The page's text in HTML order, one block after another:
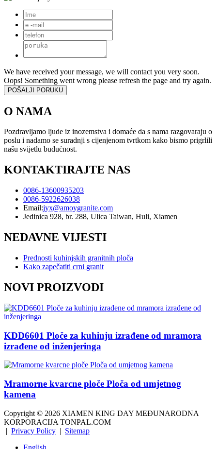
We have received your message, we will contact you very soon.
Oops! Something went wrong please refresh the page and try again.
O NAMA
Pozdravljamo ljude iz inozemstva i domaće da s nama razgovaraju o
poslu i nadamo se suradnji s cijenjenom tvrtkom kako bismo prigrlili
našu svijetlu budućnost.
KONTAKTIRAJTE NAS
0086-13600935203
0086-5922626038
Email:jyx@amoygranite.com
Jedinica 928, br. 288, Ulica Taiwan, Huli, Xiamen
NEDAVNE VIJESTI
Prednosti kuhinjskih granitnih ploča
Kako zapečatiti crni granit
NOVI PROIZVODI
KDD6601 Ploče za kuhinju izrađene od mramora
izrađene od inženjeringa
Mramorne kvarcne ploče Ploča od umjetnog
kamena
Copyright © 2026 XIAMEN KING DAY MEĐUNARODNA
KORPORACIJA TONPAL.COM
| Privacy Policy | Sitemap
English